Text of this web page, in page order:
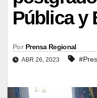
Pública y
Por Prensa Regional
ABR 26, 2023